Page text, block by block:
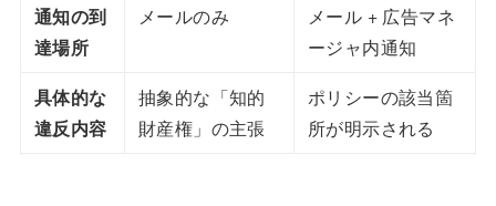
通知の到
達場所
メールのみ
メール + 広告マネ
ージャ内通知
具体的な
違反内容
抽象的な「知的
財産権」の主張
ポリシーの該当箇
所が明示される